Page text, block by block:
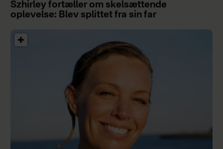
Szhirley fortæller om skelsættende
oplevelse: Blev splittet fra sin far